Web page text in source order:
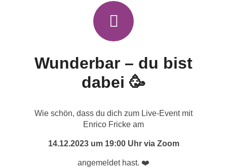
Wunderbar – du bist
dabei 🥳
Wie schön, dass du dich zum Live-Event mit
Enrico Fricke am
14.12.2023 um 19:00 Uhr via Zoom
angemeldet hast. ❤️